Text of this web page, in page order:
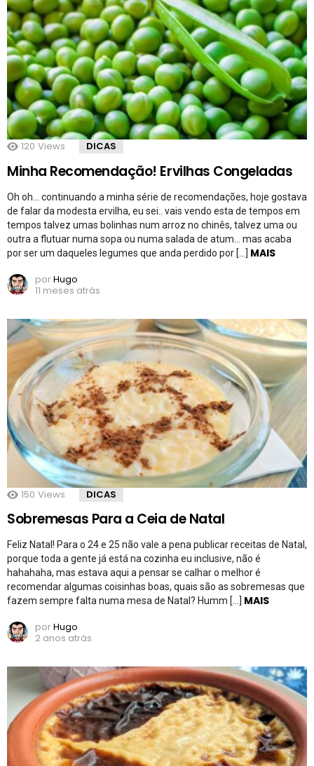
120 Views DICAS
Minha Recomendação! Ervilhas Congeladas
Oh oh… continuando a minha série de recomendações, hoje gostava
de falar da modesta ervilha, eu sei.. vais vendo esta de tempos em
tempos talvez umas bolinhas num arroz no chinês, talvez uma ou
outra a flutuar numa sopa ou numa salada de atum… mas acaba
por ser um daqueles legumes que anda perdido por […] MAIS
porHugo
11 meses atrás
150 Views DICAS
Sobremesas Para a Ceia de Natal
Feliz Natal! Para o 24 e 25 não vale a pena publicar receitas de Natal,
porque toda a gente já está na cozinha eu inclusive, não é
hahahaha, mas estava aqui a pensar se calhar o melhor é
recomendar algumas coisinhas boas, quais são as sobremesas que
fazem sempre falta numa mesa de Natal? Humm […] MAIS
porHugo
2 anos atrás